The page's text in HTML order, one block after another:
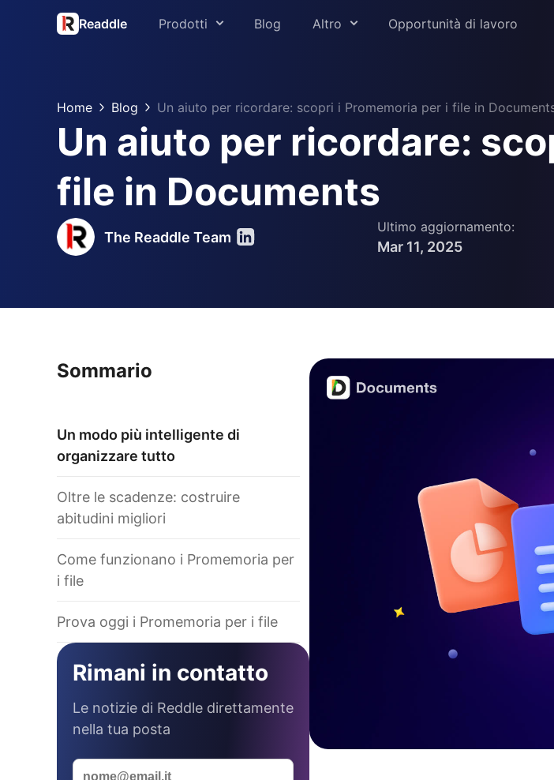
Readdle Prodotti
Spark
Scanner Pro
Calendars
Fluix
Blog Altro
Stampa
Supporto
Readdle per l’istruzione
Centro protezione
Opportunità di lavoro
Home Blog Un aiuto per ricordare: scopri i Promemoria per i file in
Un aiuto per ricordare:
file in Documents
The Readdle Team
Ultimo aggiornamento:
Mar 11, 2025
Sommario
Un modo più intelligente di
organizzare tutto
Oltre le scadenze: costruire
abitudini migliori
Come funzionano i Promemoria per
i file
Prova oggi i Promemoria per i file
Rimani in contatto
Le notizie di Reddle direttamente
nella tua posta